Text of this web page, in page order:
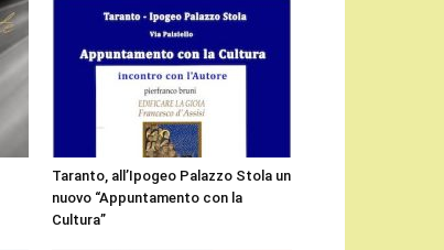
Taranto, all’Ipogeo Palazzo Stola un
nuovo “Appuntamento con la
Cultura”